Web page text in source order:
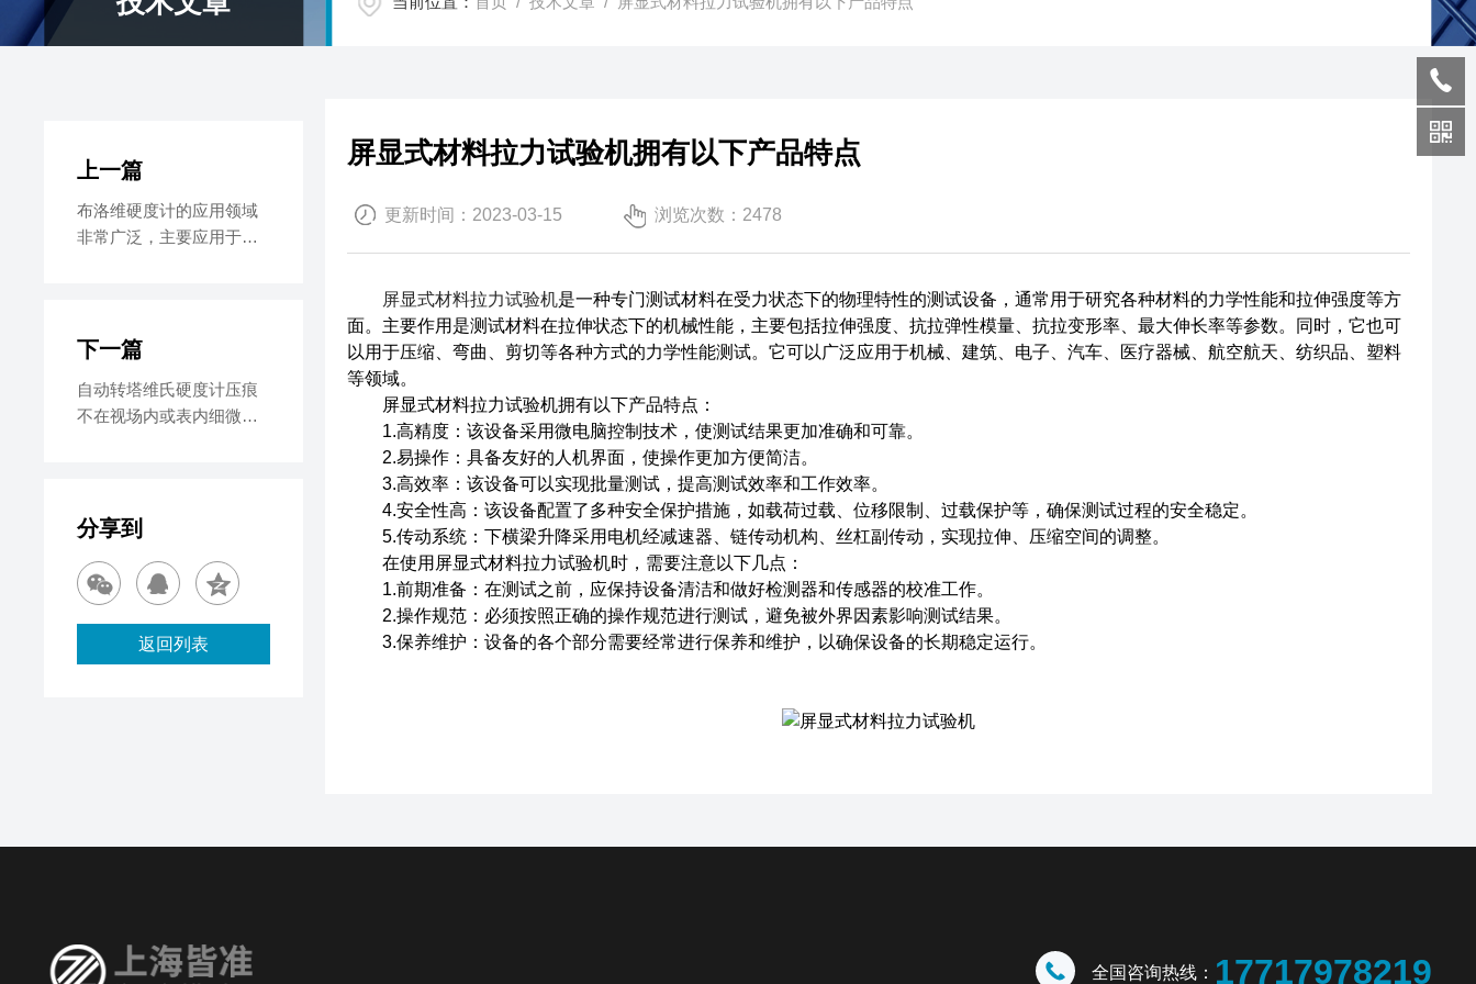
屏显式材料拉力试验机拥有以下产品特点
更新时间：2023-03-15 浏览次数：2478
屏显式材料拉力试验机是一种专门测试材料在受力状态下的物理特性的测试设备，通常用于研究各种材料的力学性能和拉伸强度等方
面。主要作用是测试材料在拉伸状态下的机械性能，主要包括拉伸强度、抗拉弹性模量、抗拉变形率、最大伸长率等参数。同时，它也可
以用于压缩、弯曲、剪切等各种方式的力学性能测试。它可以广泛应用于机械、建筑、电子、汽车、医疗器械、航空航天、纺织品、塑料
等领域。
屏显式材料拉力试验机拥有以下产品特点：
1.高精度：该设备采用微电脑控制技术，使测试结果更加准确和可靠。
2.易操作：具备友好的人机界面，使操作更加方便简洁。
3.高效率：该设备可以实现批量测试，提高测试效率和工作效率。
4.安全性高：该设备配置了多种安全保护措施，如载荷过载、位移限制、过载保护等，确保测试过程的安全稳定。
5.传动系统：下横梁升降采用电机经减速器、链传动机构、丝杠副传动，实现拉伸、压缩空间的调整。
在使用屏显式材料拉力试验机时，需要注意以下几点：
1.前期准备：在测试之前，应保持设备清洁和做好检测器和传感器的校准工作。
2.操作规范：必须按照正确的操作规范进行测试，避免被外界因素影响测试结果。
3.保养维护：设备的各个部分需要经常进行保养和维护，以确保设备的长期稳定运行。
上一篇
布洛维硬度计的应用领域
非常广泛，主要应用于以
下一篇
自动转塔维氏硬度计压痕
不在视场内或表内细微滚
分享到
返回列表
全国咨询热线： 17717978219